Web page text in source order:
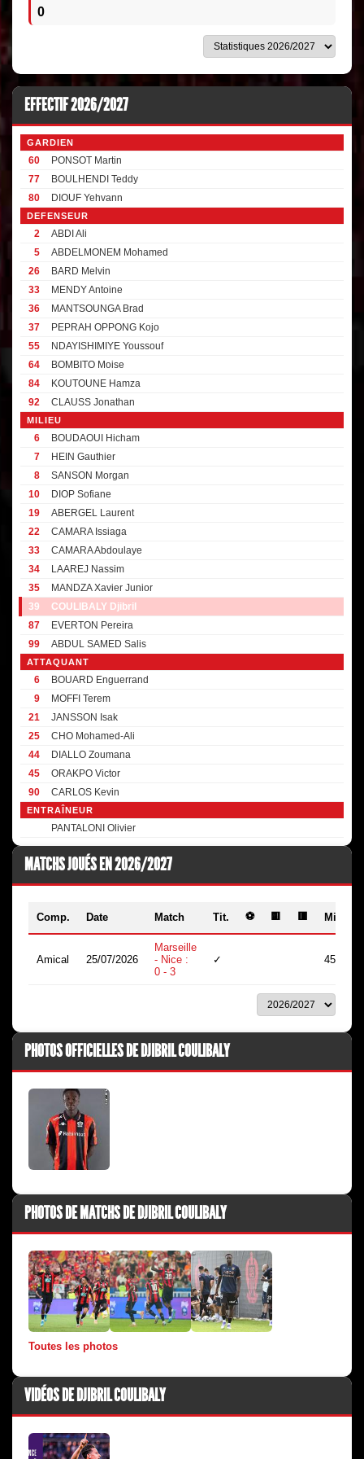
0
EFFECTIF 2026/2027
GARDIEN
60
PONSOT Martin
77
BOULHENDI Teddy
80
DIOUF Yehvann
DEFENSEUR
2
ABDI Ali
5
ABDELMONEM Mohamed
26
BARD Melvin
33
MENDY Antoine
36
MANTSOUNGA Brad
37
PEPRAH OPPONG Kojo
55
NDAYISHIMIYE Youssouf
64
BOMBITO Moise
84
KOUTOUNE Hamza
92
CLAUSS Jonathan
MILIEU
6
BOUDAOUI Hicham
7
HEIN Gauthier
8
SANSON Morgan
10
DIOP Sofiane
19
ABERGEL Laurent
22
CAMARA Issiaga
33
CAMARA Abdoulaye
34
LAAREJ Nassim
35
MANDZA Xavier Junior
39
COULIBALY Djibril
87
EVERTON Pereira
99
ABDUL SAMED Salis
ATTAQUANT
6
BOUARD Enguerrand
9
MOFFI Terem
21
JANSSON Isak
25
CHO Mohamed-Ali
44
DIALLO Zoumana
45
ORAKPO Victor
90
CARLOS Kevin
ENTRAÎNEUR
PANTALONI Olivier
MATCHS JOUÉS EN 2026/2027
Comp. Date Match Tit. ⚽ 🟨 🟥 Min.
Amical 25/07/2026
Marseille
- Nice :
0 - 3
✓ 45
PHOTOS OFFICIELLES DE DJIBRIL COULIBALY
PHOTOS DE MATCHS DE DJIBRIL COULIBALY
Toutes les photos
VIDÉOS DE DJIBRIL COULIBALY